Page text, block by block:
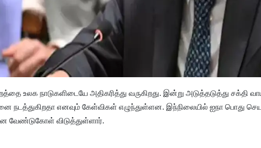
உலக நாடுகளிடையே அதிகரித்து வருகிறது. இன்று அடுத்தடுத்து சக்தி
எனவும் கேள்விகள் எழுந்துள்ளன. இந்நிலையில் ஐநா பொது
வேண்டுகோள் விடுத்துள்ளார்.